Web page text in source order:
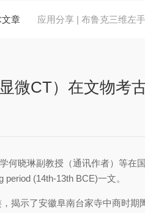
章 应用分享 | 布鲁克三维左
微CT）在文物考
学何晓琳副教授（通讯作者）等
(14th-13th BCE)一文。
，揭示了安徽阜南台家寺中商时期